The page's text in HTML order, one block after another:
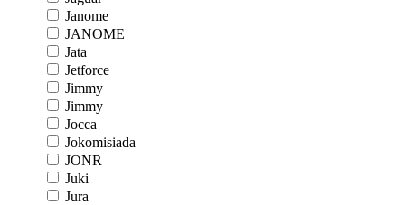
Janome
JANOME
Jata
Jetforce
Jimmy
Jimmy
Jocca
Jokomisiada
JONR
Juki
Jura